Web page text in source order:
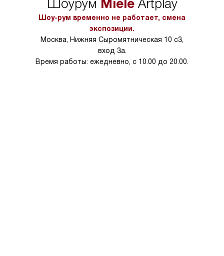
в условиях
тарифы на услуги
Шоурум MieleArtplay
Шоу-рум временно не работает, смена
экспозиции.
Москва, Нижняя Сыромятническая 10 с3,
вход 3а.
Время работы: ежедневно, с 10.00 до 20.00.